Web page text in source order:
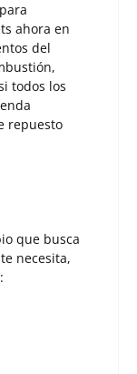
ahora en
del
todos los
repuesto
que busca
necesita,